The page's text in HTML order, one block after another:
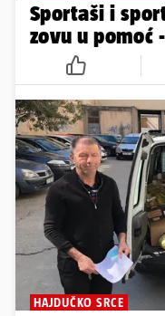
Sportaši i
zovu u
HAJDUČKO SRCE